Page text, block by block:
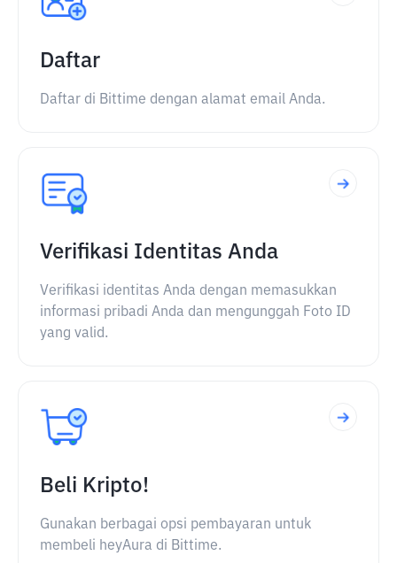
Daftar
Daftar di Bittime dengan alamat email Anda.
Verifikasi Identitas Anda
Verifikasi identitas Anda dengan memasukkan
informasi pribadi Anda dan mengunggah Foto ID
yang valid.
Beli Kripto!
Gunakan berbagai opsi pembayaran untuk
membeli heyAura di Bittime.